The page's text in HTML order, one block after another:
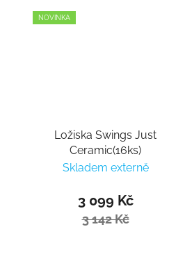
NOVINKA
Ložiska Swings Just
Ceramic(16ks)
Skladem externě
3 099 Kč
3 142 Kč